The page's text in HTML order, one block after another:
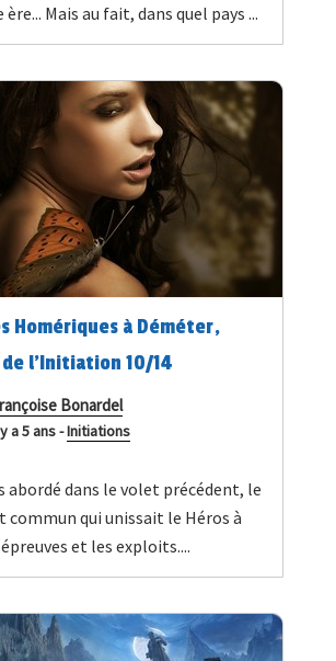
Mais au fait, dans quel pays ...
Homériques à Déméter,
l’Initiation 10/14
Bonardel
a 5 ans-Initiations
abordé dans le volet précédent, le
commun qui unissait le Héros à
et les exploits....